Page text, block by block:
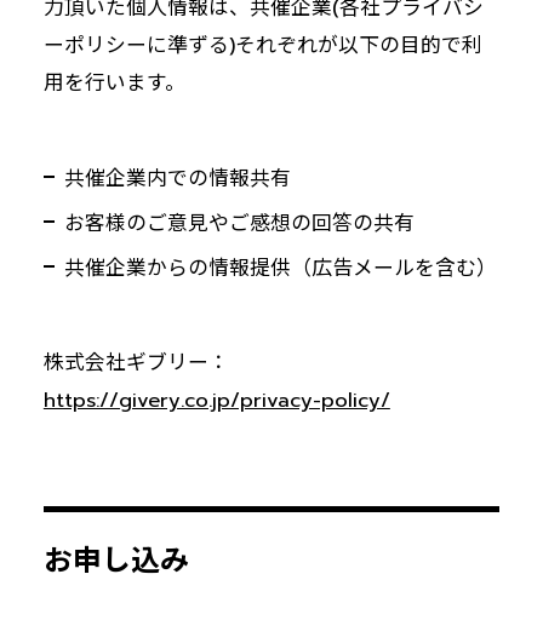
力頂いた個人情報は、共催企業(各社プライバシ
ーポリシーに準ずる)それぞれが以下の目的で利
用を行います。
共催企業内での情報共有
お客様のご意見やご感想の回答の共有
共催企業からの情報提供（広告メールを含む）
株式会社ギブリー：
https://givery.co.jp/privacy-policy/
お申し込み